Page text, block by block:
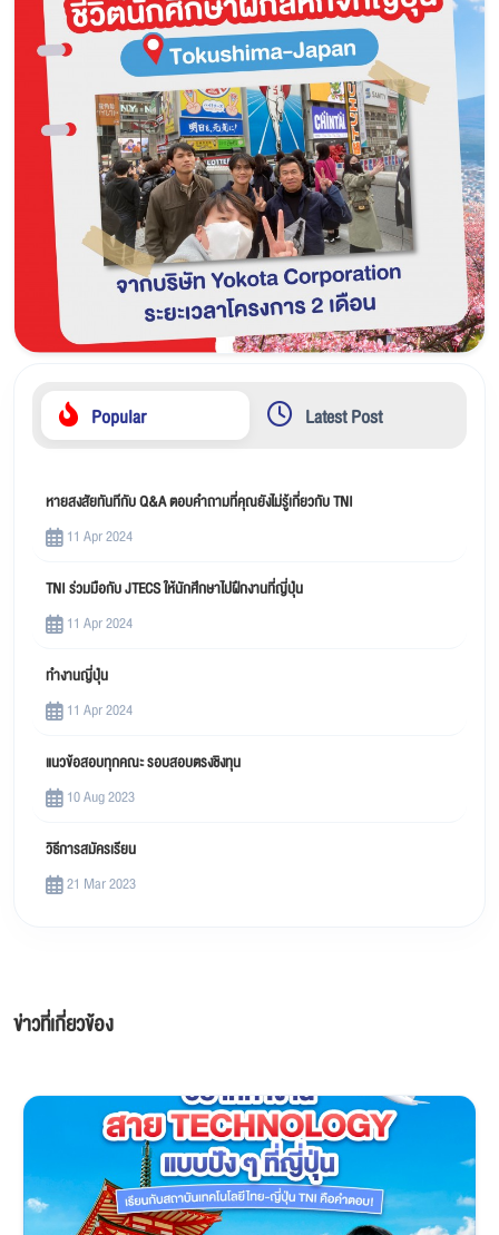
Popular Latest Post
หายสงสัยทันทีกับ Q&A ตอบคำถามที่คุณยังไม่รู้เกี่ยวกับ TNI
11 Apr 2024
TNI ร่วมมือกับ JTECS ให้นักศึกษาไปฝึกงานที่ญี่ปุ่น
11 Apr 2024
ทำงานญี่ปุ่น
11 Apr 2024
แนวข้อสอบทุกคณะ รอบสอบตรงชิงทุน
10 Aug 2023
วิธีการสมัครเรียน
21 Mar 2023
ข่าวที่เกี่ยวข้อง